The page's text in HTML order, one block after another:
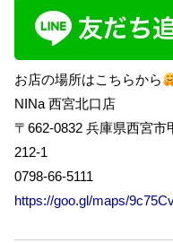
お店の場所はこちらから
NINa 西宮北口店
〒662-0832 兵庫県西宮
212-1
0798-66-5111
https://goo.gl/maps/